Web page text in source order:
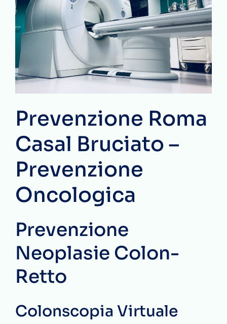
Prevenzione Roma
Casal Bruciato –
Prevenzione
Oncologica
Prevenzione
Neoplasie Colon-
Retto
Colonscopia Virtuale